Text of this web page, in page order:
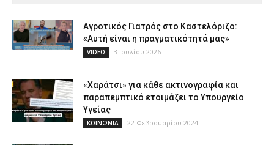
Αγροτικός Γιατρός στο Καστελόριζο:
«Αυτή είναι η πραγματικότητά μας»
VIDEO 3 Ιουλίου 2026
«Χαράτσι» για κάθε ακτινογραφία και
παραπεμπτικό ετοιμάζει το Υπουργείο
Υγείας
ΚΟΙΝΩΝΙΑ 22 Φεβρουαρίου 2024